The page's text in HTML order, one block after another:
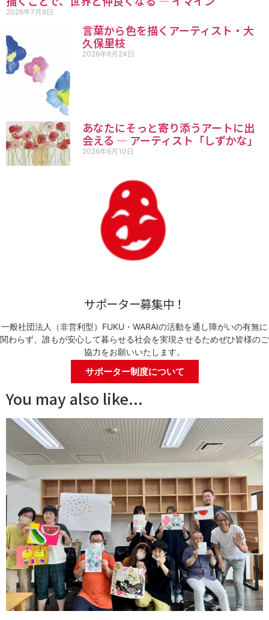
2026年7月8日
言葉から色を描くアーティスト・大
久保里枝
2026年6月24日
あなたにそっと寄り添うアートに出
会える ― アーティスト「しずかな」
2026年6月10日
サポーター募集中！
一般社団法人（非営利型）FUKU・WARAIの活動を通し障がいの有無に
関わらず、誰もが安心して暮らせる社会を実現させるためぜひ皆様のご
協力をお願いいたします。
サポーター制度について
You may also like...